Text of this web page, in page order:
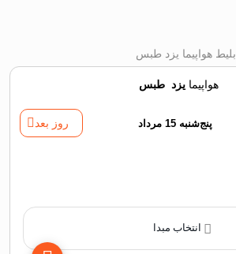
بلیط هواپیما یزد طبس
هواپیمایزد ‌طبس
پنج‌شنبه 15 مرداد روز بعد
انتخاب مبدا